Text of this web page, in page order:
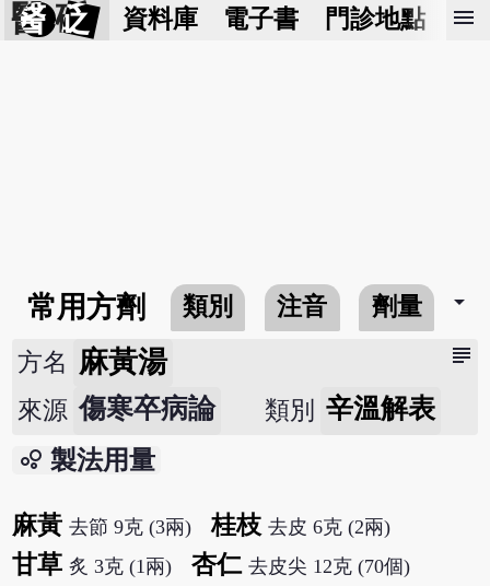
醫 砭 資料庫 電子書 門診地點 預
menu
常用方劑 類別 注音 劑量 arrow_drop_down
subject
方名 麻黃湯
來源 傷寒卒病論 類別 辛溫解表
bubble_chart 製法用量
麻黃 去節 9克 (3兩) 桂枝 去皮 6克 (2兩)
甘草 炙 3克 (1兩) 杏仁 去皮尖 12克 (70個)